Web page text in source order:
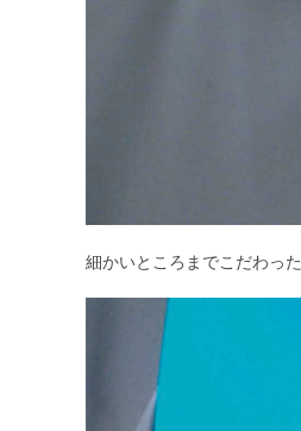
細かいところまでこだわっ